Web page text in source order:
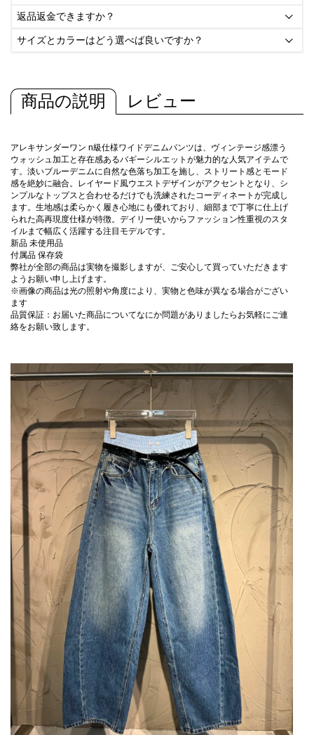
返品返金できますか？ 
サイズとカラーはどう選べば良いですか？ 
商品の説明 レビュー
アレキサンダーワン n級仕様ワイドデニムパンツは、ヴィンテージ感漂う
ウォッシュ加工と存在感あるバギーシルエットが魅力的な人気アイテムで
す。淡いブルーデニムに自然な色落ち加工を施し、ストリート感とモード
感を絶妙に融合。レイヤード風ウエストデザインがアクセントとなり、シ
ンプルなトップスと合わせるだけでも洗練されたコーディネートが完成し
ます。生地感は柔らかく履き心地にも優れており、細部まで丁寧に仕上げ
られた高再現度仕様が特徴。デイリー使いからファッション性重視のスタ
イルまで幅広く活躍する注目モデルです。
新品 未使用品
付属品 保存袋
弊社が全部の商品は実物を撮影しますが、ご安心して買っていただきます
ようお願い申し上げます。
※画像の商品は光の照射や角度により、実物と色味が異なる場合がござい
ます
品質保証：お届いた商品についてなにか問題がありましたらお気軽にご連
絡をお願い致します。